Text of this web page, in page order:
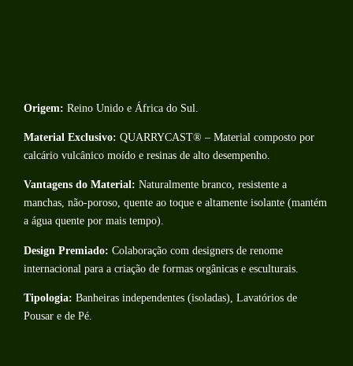
Origem: Reino Unido e África do Sul.
Material Exclusivo: QUARRYCAST® – Material composto por
calcário vulcânico moído e resinas de alto desempenho.
Vantagens do Material: Naturalmente branco, resistente a
manchas, não-poroso, quente ao toque e altamente isolante (mantém
a água quente por mais tempo).
Design Premiado: Colaboração com designers de renome
internacional para a criação de formas orgânicas e esculturais.
Tipologia: Banheiras independentes (isoladas), Lavatórios de
Pousar e de Pé.